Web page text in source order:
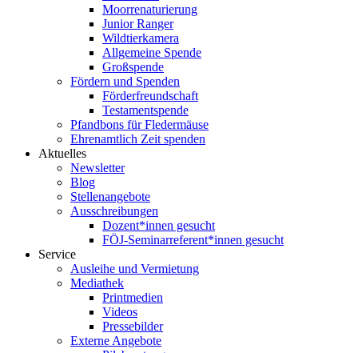
Moorrenaturierung
Junior Ranger
Wildtierkamera
Allgemeine Spende
Großspende
Fördern und Spenden
Förderfreundschaft
Testamentspende
Pfandbons für Fledermäuse
Ehrenamtlich Zeit spenden
Aktuelles
Newsletter
Blog
Stellenangebote
Ausschreibungen
Dozent*innen gesucht
FÖJ-Seminarreferent*innen gesucht
Service
Ausleihe und Vermietung
Mediathek
Printmedien
Videos
Pressebilder
Externe Angebote